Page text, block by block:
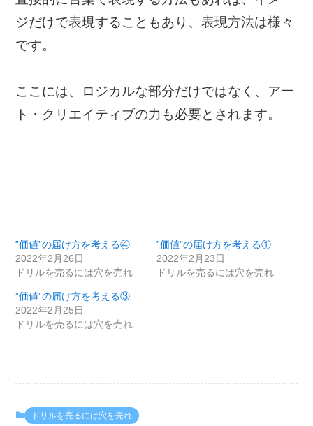
ジだけで表現することもあり、表現方法は様々
です。
ここには、ロジカルな部分だけではなく、アー
ト・クリエイティブの力も必要とされます。
”価値”の届け方を考える④
2022年2月26日
ドリルを売るには穴を売れ
”価値”の届け方を考える①
2022年2月23日
ドリルを売るには穴を売れ
”価値”の届け方を考える③
2022年2月25日
ドリルを売るには穴を売れ
ドリルを売るには穴を売れ